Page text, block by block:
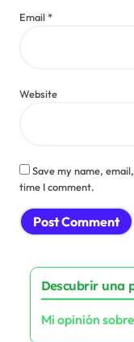
Email*
Website
Save my name,
time I comment.
Descubrir una
Mi opinión